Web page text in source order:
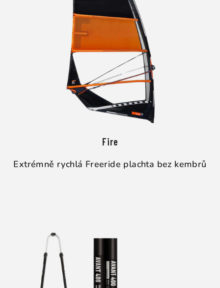
Fire
Extrémně rychlá Freeride plachta bez kembrů